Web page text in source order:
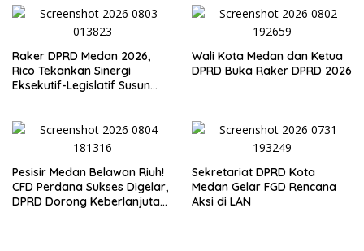
Raker DPRD Medan 2026,
Rico Tekankan Sinergi
Eksekutif-Legislatif Susun
Wali Kota Medan dan Ketua
DPRD Buka Raker DPRD 2026
Pesisir Medan Belawan Riuh!
CFD Perdana Sukses Digelar,
DPRD Dorong Keberlanjutan
Sekretariat DPRD Kota
Medan Gelar FGD Rencana
Aksi di LAN